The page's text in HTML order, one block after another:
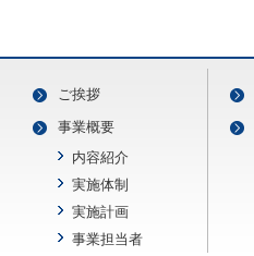
ご挨拶
事業概要
内容紹介
実施体制
実施計画
事業担当者